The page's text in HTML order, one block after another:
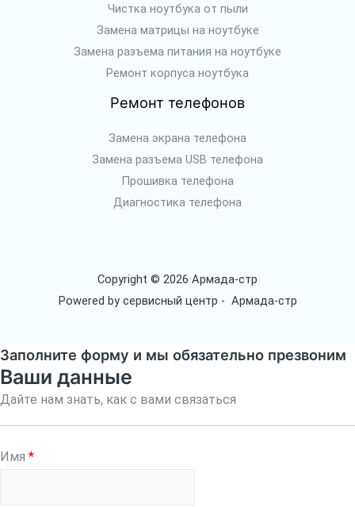
Чистка ноутбука от пыли
Замена матрицы на ноутбуке
Замена разъема питания на ноутбуке
Ремонт корпуса ноутбука
Ремонт телефонов
Замена экрана телефона
Замена разъема USB телефона
Прошивка телефона
Диагностика телефона
Copyright © 2026 Армада-стр
Powered by сервисный центр - Армада-стр
Заполните форму и мы обязательно презвоним
Ваши данные
Дайте нам знать, как с вами связаться
Имя *